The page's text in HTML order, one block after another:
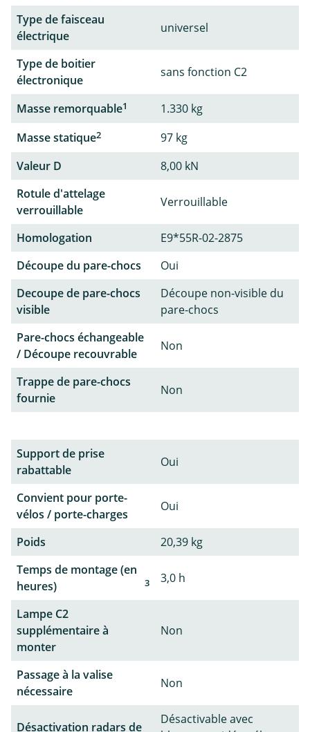
Type de faisceau
électrique
universel
Type de boitier
électronique
sans fonction C2
Masse remorquable1
1.330 kg
Masse statique2
97 kg
Valeur D
8,00 kN
Rotule d'attelage
verrouillable
Verrouillable
Homologation
E9*55R-02-2875
Découpe du pare-chocs
Oui
Decoupe de pare-chocs
visible
Découpe non-visible du
pare-chocs
Pare-chocs échangeable
/ Découpe recouvrable
Non
Trappe de pare-chocs
fournie
Non
Support de prise
rabattable
Oui
Convient pour porte-
vélos / porte-charges
Oui
Poids
20,39 kg
Temps de montage (en
heures)
3 3,0 h
Lampe C2
supplémentaire à
monter
Non
Passage à la valise
nécessaire
Non
Désactivation radars de
Désactivable avec